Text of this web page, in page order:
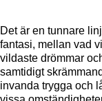
Det är en tunnare
fantasi, mellan vad
vildaste drömmar
samtidigt
invanda trygga och